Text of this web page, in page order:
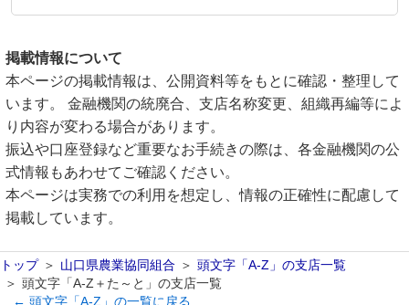
掲載情報について
本ページの掲載情報は、公開資料等をもとに確認・整理して
います。 金融機関の統廃合、支店名称変更、組織再編等によ
り内容が変わる場合があります。
振込や口座登録など重要なお手続きの際は、各金融機関の公
式情報もあわせてご確認ください。
本ページは実務での利用を想定し、情報の正確性に配慮して
掲載しています。
トップ 山口県農業協同組合
頭文字「A-Z」の支店一覧
頭文字「A-Z＋た～と」の支店一覧
← 頭文字「A-Z」の一覧に戻る